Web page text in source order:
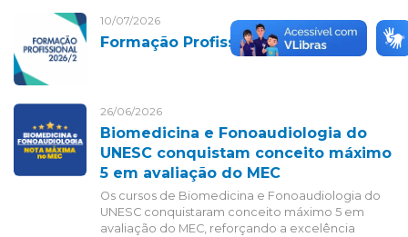
10/07/2026
Formação Profissional 2026-2
26/06/2026
Biomedicina e Fonoaudiologia do
UNESC conquistam conceito máximo
5 em avaliação do MEC
Os cursos de Biomedicina e Fonoaudiologia do
UNESC conquistaram conceito máximo 5 em
avaliação do MEC, reforçando a excelência